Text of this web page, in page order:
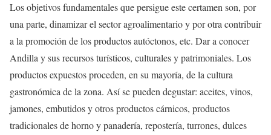
Los objetivos fundamentales que persigue este certamen son, por
una parte, dinamizar el sector agroalimentario y por otra contribuir
a la promoción de los productos autóctonos, etc. Dar a conocer
Andilla y sus recursos turísticos, culturales y patrimoniales. Los
productos expuestos proceden, en su mayoría, de la cultura
gastronómica de la zona. Así se pueden degustar: aceites, vinos,
jamones, embutidos y otros productos cárnicos, productos
tradicionales de horno y panadería, repostería, turrones, dulces